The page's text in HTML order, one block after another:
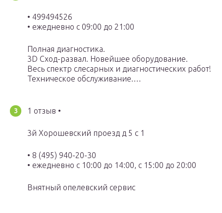
• 499494526
• ежедневно с 09:00 до 21:00
Полная диагностика.
3D Сход-развал. Новейшее оборудование.
Весь спектр слесарных и диагностических работ!
Техническое обслуживание.…
1 отзыв •
3й Хорошевский проезд д 5 с 1
• 8 (495) 940-20-30
• ежедневно с 10:00 до 14:00, с 15:00 до 20:00
Внятный опелевский сервис